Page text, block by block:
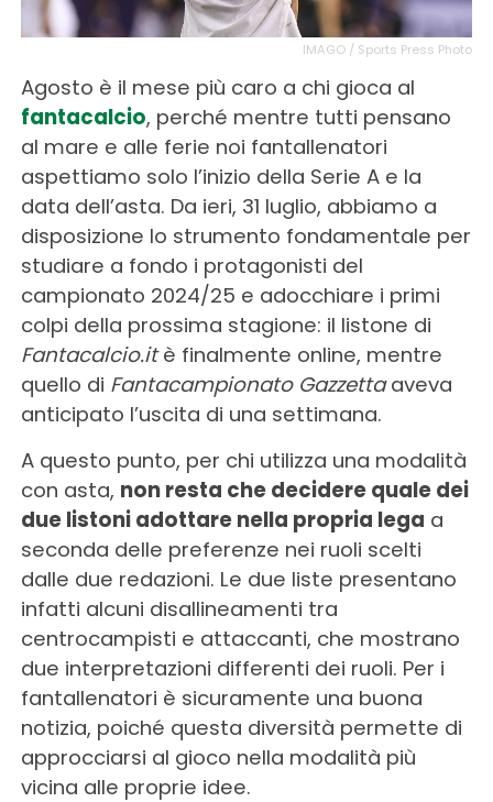
IMAGO / Sports Press Photo
Agosto è il mese più caro a chi gioca al
fantacalcio, perché mentre tutti pensano
al mare e alle ferie noi fantallenatori
aspettiamo solo l’inizio della Serie A e la
data dell’asta. Da ieri, 31 luglio, abbiamo a
disposizione lo strumento fondamentale per
studiare a fondo i protagonisti del
campionato 2024/25 e adocchiare i primi
colpi della prossima stagione: il listone di
Fantacalcio.itè finalmente online, mentre
quello di Fantacampionato Gazzettaaveva
anticipato l’uscita di una settimana.
A questo punto, per chi utilizza una modalità
con asta, non resta che decidere quale dei
due listoni adottare nella propria lega a
seconda delle preferenze nei ruoli scelti
dalle due redazioni. Le due liste presentano
infatti alcuni disallineamenti tra
centrocampisti e attaccanti, che mostrano
due interpretazioni differenti dei ruoli. Per i
fantallenatori è sicuramente una buona
notizia, poiché questa diversità permette di
approcciarsi al gioco nella modalità più
vicina alle proprie idee.